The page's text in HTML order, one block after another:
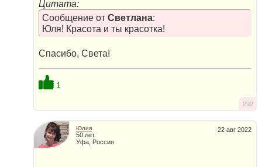
Цитата:
Сообщение от Светлана:
Юля! Красота и ты красотка!
Спасибо, Света!
1
292
22 авг 2022
Юлия
50 лет
Уфа, Россия